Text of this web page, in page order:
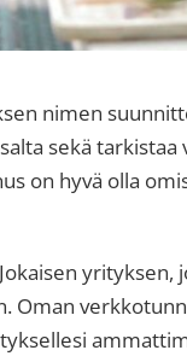
nimen
sekä tarkistaa
on hyvä olla
yrityksen,
Oman